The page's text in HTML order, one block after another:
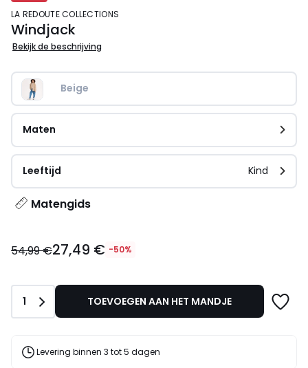
LA REDOUTE COLLECTIONS
Windjack
Bekijk de beschrijving
Beige
Maten
Leeftijd Kind
Matengids
€
54,99
€
korting
toegepast.
54,99 €27,49 € -50%
Aantal
1 TOEVOEGEN AAN HET MANDJE
Levering binnen 3 tot 5 dagen